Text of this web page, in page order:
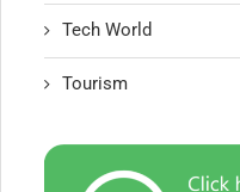
Tech World
Tourism